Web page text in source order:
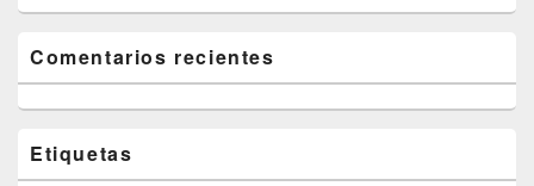
Comentarios recientes
Etiquetas